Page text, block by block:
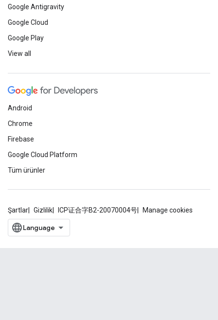
Google Antigravity
Google Cloud
Google Play
View all
Android
Chrome
Firebase
Google Cloud Platform
Tüm ürünler
Şartlar Gizlilik ICP证合字B2-20070004号 Manage cookies